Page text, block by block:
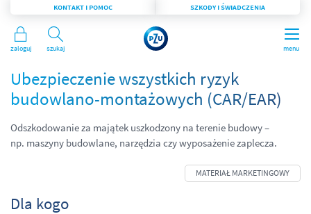
menu
Szukaj
KONTAKT I POMOC SZKODY I ŚWIADCZENIA
Zaloguj
Ubezpieczenie wszystkich ryzyk
budowlano-montażowych (CAR/EAR)
Odszkodowanie za majątek uszkodzony na terenie budowy –
np. maszyny budowlane, narzędzia czy wyposażenie zaplecza.
Dla kogo